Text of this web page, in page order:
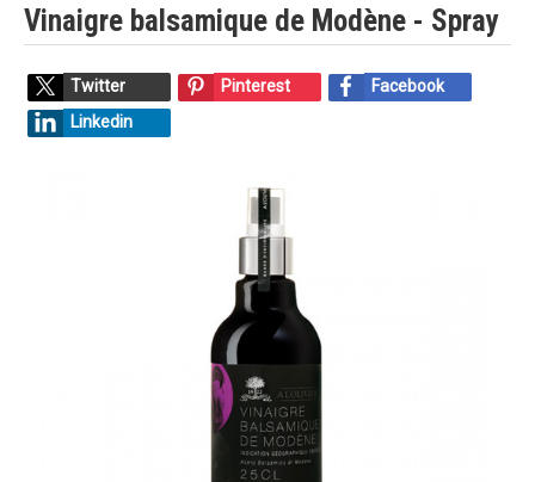
Vinaigre balsamique de Modène - Spray
Twitter Pinterest
Facebook
Linkedin